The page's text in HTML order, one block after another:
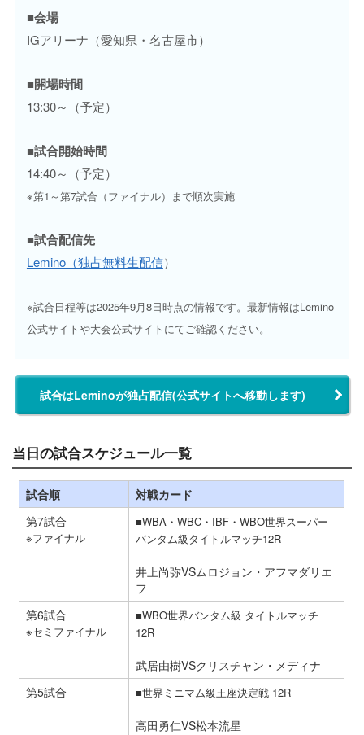
■会場
IGアリーナ（愛知県・名古屋市）
■開場時間
13:30～（予定）
■試合開始時間
14:40～（予定）
※第1～第7試合（ファイナル）まで順次実施
■試合配信先
Lemino（独占無料生配信）
※試合日程等は2025年9月8日時点の情報です。最新情報はLemino
公式サイトや大会公式サイトにてご確認ください。
試合はLeminoが独占配信(公式サイトへ移動します)
当日の試合スケジュール一覧
試合順
対戦カード
第7試合
※ファイナル
■WBA・WBC・IBF・WBO世界スーパー
バンタム級タイトルマッチ12R
井上尚弥VSムロジョン・アフマダリエ
フ
第6試合
※セミファイナル
■WBO世界バンタム級 タイトルマッチ
12R
武居由樹VSクリスチャン・メディナ
第5試合
■世界ミニマム級王座決定戦 12R
高田勇仁VS松本流星